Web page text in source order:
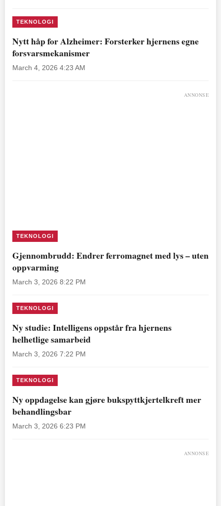
TEKNOLOGI
Nytt håp for Alzheimer: Forsterker hjernens egne
forsvarsmekanismer
March 4, 2026 4:23 AM
ANNONSE
TEKNOLOGI
Gjennombrudd: Endrer ferromagnet med lys – uten
oppvarming
March 3, 2026 8:22 PM
TEKNOLOGI
Ny studie: Intelligens oppstår fra hjernens
helhetlige samarbeid
March 3, 2026 7:22 PM
TEKNOLOGI
Ny oppdagelse kan gjøre bukspyttkjertelkreft mer
behandlingsbar
March 3, 2026 6:23 PM
ANNONSE